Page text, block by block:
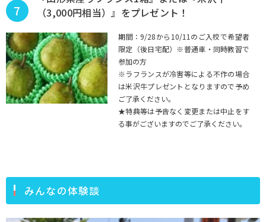
7
（3,000円相当）』をプレゼント！
期間：9/28から10/11のご入校で希望者
限定（後日宅配）※普通車・同時教習で
参加の方
※ラフランスが冷害等による不作の場合
は米沢牛プレゼントとなりますので予め
ご了承ください。
★特典等は予告なく変更または中止をす
る事がございますのでご了承ください。
みんなの体験談